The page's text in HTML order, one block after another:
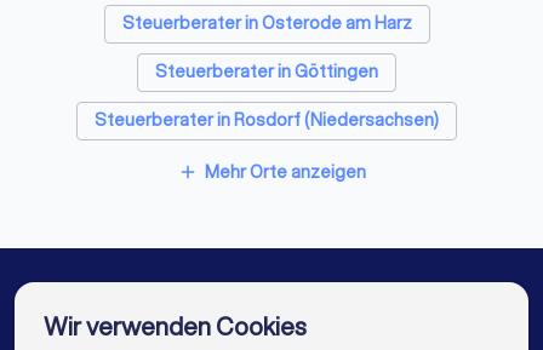
Wie läuft die Zusammenarbeit ab - digital,
persönlich oder hybrid?
Welche Software nutzen Sie (z.B. DATEV)?
Wie berechnen Sie Ihr Honorar - nach StBVV,
Pauschalpreise oder Stundensätze?
✓ Wie schnell reagieren Sie in der Regel auf
Anfragen?
✓
Gibt es eine Vertretung bei Urlaub oder
Steuerberater in Osterode am Harz
Steuerberater in Göttingen
Steuerberater in Rosdorf (Niedersachsen)
Steuerberater in Bad Lauterberg im Harz
Steuerberater in Einbeck
add Mehr Orte anzeigen
Wir verwenden Cookies